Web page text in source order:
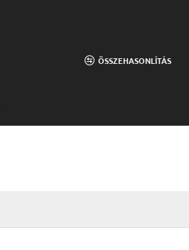
ÖSSZEHASONLÍTÁS